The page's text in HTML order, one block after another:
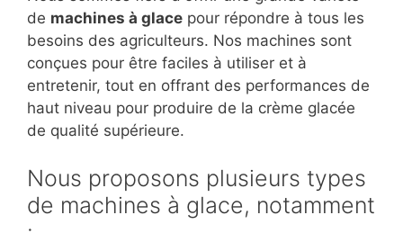
de machines à glace pour répondre à tous les
besoins des agriculteurs. Nos machines sont
conçues pour être faciles à utiliser et à
entretenir, tout en offrant des performances de
haut niveau pour produire de la crème glacée
de qualité supérieure.
Nous proposons plusieurs types
de machines à glace, notamment